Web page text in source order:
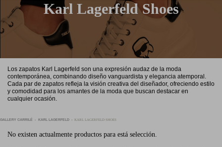
Karl Lagerfeld Shoes
Los zapatos Karl Lagerfeld son una expresión audaz de la moda
contemporánea, combinando diseño vanguardista y elegancia atemporal.
Cada par de zapatos refleja la visión creativa del diseñador, ofreciendo estilo
y comodidad para los amantes de la moda que buscan destacar en
cualquier ocasión.
GALLERY CARRILÉ KARL LAGERFELD KARL LAGERFELD SHOES
No existen actualmente productos para está selección.